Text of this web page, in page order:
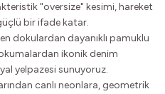
"oversize" kesimi, hareket
bir ifade katar.
dokulardan dayanıklı pamuklu
ikonik denim
yelpazesi sunuyoruz.
canlı neonlara, geometrik